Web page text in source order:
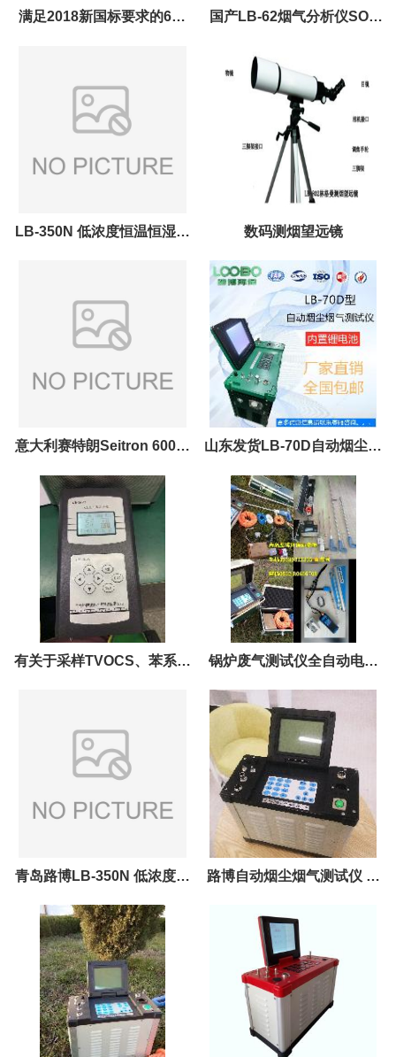
满足2018新国标要求的650 国产LB-62烟气分析仪SO2
、NO、NO2、CO、CO2、
H2S
LB-350N 低浓度恒温恒湿称 数码测烟望远镜
意大利赛特朗Seitron 600一
体式蓝牙打印机烟气分析仪
山东发货LB-70D自动烟尘烟
气测试仪免安装
有关于采样TVOCS、苯系物 锅炉废气测试仪全自动电脑
烟尘烟气测试仪
青岛路博LB-350N 低浓度恒
温恒湿称重系统稳定专用
路博自动烟尘烟气测试仪 量